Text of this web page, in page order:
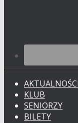
AKTUALNOŚCI
KLUB
SENIORZY
BILETY